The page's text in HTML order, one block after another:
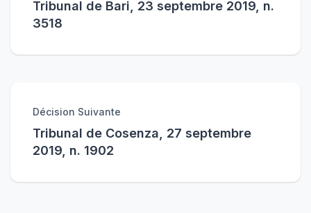
Tribunal de Bari, 23 septembre 2019, n.
3518
Décision Suivante
Tribunal de Cosenza, 27 septembre
2019, n. 1902